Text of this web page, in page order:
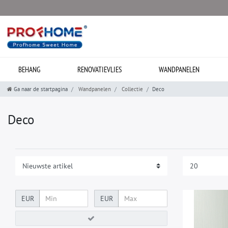
BEHANG RENOVATIEVLIES WANDPANELEN
Ga naar de startpagina Wandpanelen Collectie Deco
Deco
EUR EUR